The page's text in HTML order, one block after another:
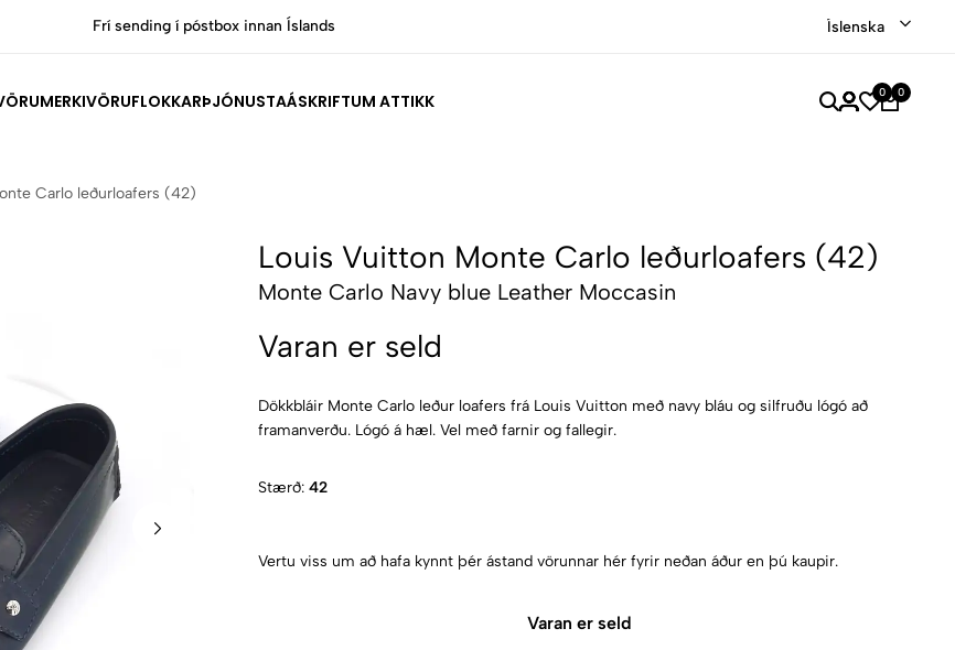
Allar vörur eru vottaðar Ekta af sérfræðingum Versla NúnaÍslenska
VÖRUFLOKKARÞJÓNUSTAÁSKRIFTUM ATTIKK 0 0
Carlo leðurloafers (42)
Louis Vuitton Monte Carlo leðurloafers (42)
Monte Carlo Navy blue Leather Moccasin
Varan er seld
Dökkbláir Monte Carlo leður loafers frá Louis Vuitton með navy bláu og silfruðu lógó að
framanverðu. Lógó á hæl. Vel með farnir og fallegir.
Stærð: 42
Vertu viss um að hafa kynnt þér ástand vörunnar hér fyrir neðan áður en þú kaupir.
Varan er seld